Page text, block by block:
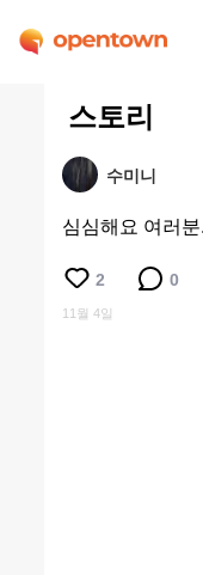
스토리
수미니
심심해요 여러분
2 0
11월 4일